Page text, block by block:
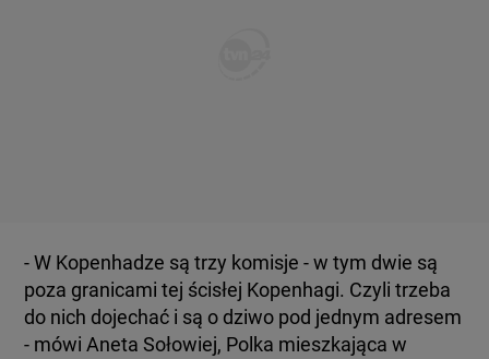
- W Kopenhadze są trzy komisje - w tym dwie są
poza granicami tej ścisłej Kopenhagi. Czyli trzeba
do nich dojechać i są o dziwo pod jednym adresem
- mówi Aneta Sołowiej, Polka mieszkająca w